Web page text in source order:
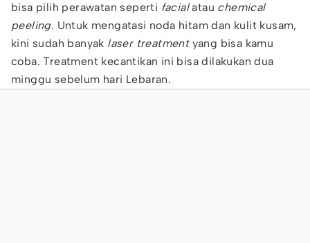
bisa pilih perawatan seperti facialatau chemical
peeling. Untuk mengatasi noda hitam dan kulit kusam,
kini sudah banyak laser treatmentyang bisa kamu
coba. Treatment kecantikan ini bisa dilakukan dua
minggu sebelum hari Lebaran.